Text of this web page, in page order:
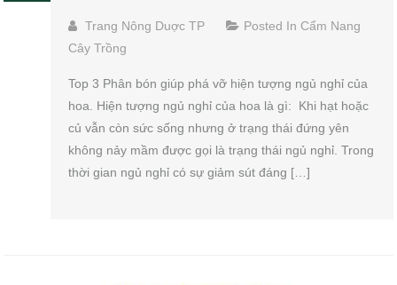
Trang Nông Duợc TP Posted In Cẩm Nang
Cây Trồng
Top 3 Phân bón giúp phá vỡ hiện tượng ngủ nghỉ của
hoa. Hiện tượng ngủ nghỉ của hoa là gì: Khi hạt hoặc
củ vẫn còn sức sống nhưng ở trạng thái đứng yên
không nảy mầm được gọi là trạng thái ngủ nghỉ. Trong
thời gian ngủ nghỉ có sự giảm sút đáng […]